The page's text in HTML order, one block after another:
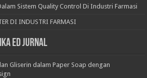
Sistem Quality Control Di Industri Farmasi
DI INDUSTRI FARMASI
Ed Jurnal
Gliserin dalam Paper Soap dengan